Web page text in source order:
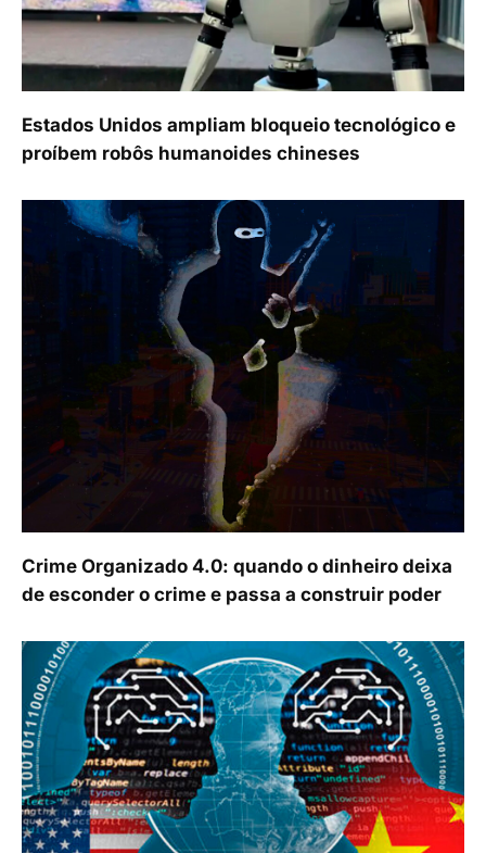
Estados Unidos ampliam bloqueio tecnológico e
proíbem robôs humanoides chineses
Crime Organizado 4.0: quando o dinheiro deixa
de esconder o crime e passa a construir poder